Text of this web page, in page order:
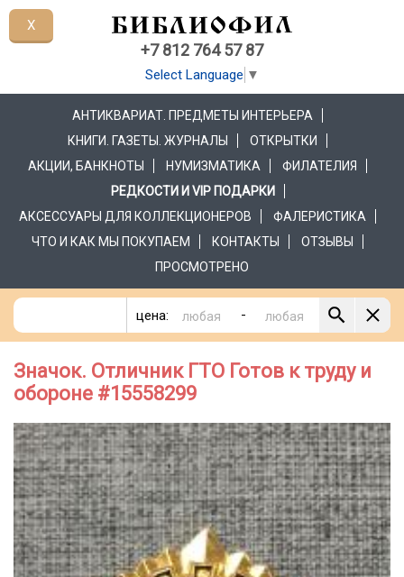
+7 812 764 57 87
Select Language ▼
АНТИКВАРИАТ. ПРЕДМЕТЫ ИНТЕРЬЕРА
КНИГИ. ГАЗЕТЫ. ЖУРНАЛЫ
ОТКРЫТКИ
АКЦИИ, БАНКНОТЫ
НУМИЗМАТИКА
ФИЛАТЕЛИЯ
РЕДКОСТИ И VIP ПОДАРКИ
АКСЕССУАРЫ ДЛЯ КОЛЛЕКЦИОНЕРОВ
ФАЛЕРИСТИКА
ЧТО И КАК МЫ ПОКУПАЕМ
КОНТАКТЫ
ОТЗЫВЫ
ПРОСМОТРЕНО
цена: -
Значок. Отличник ГТО Готов к труду и
обороне #15558299
X